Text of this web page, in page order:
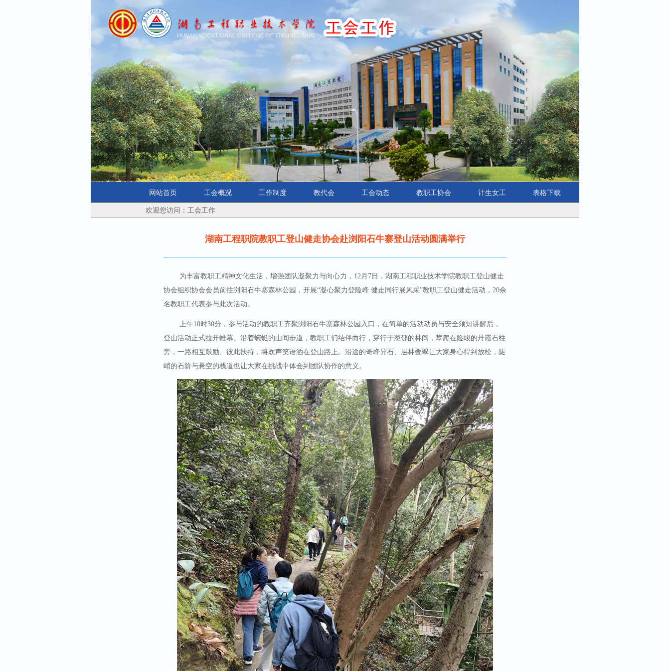
网站首页 工会概况 工作制度 教代会 工会动态 教职工协会 计生女工 表格下载
欢迎您访问：工会工作
湖南工程职院教职工登山健走协会赴浏阳石牛寨登山活动圆满举行
为丰富教职工精神文化生活，增强团队凝聚力与向心力，12月7日，湖南工程职业技术学院教职工登山健走
协会组织协会会员前往浏阳石牛寨森林公园，开展“凝心聚力登险峰 健走同行展风采”教职工登山健走活动，20余
名教职工代表参与此次活动。
上午10时30分，参与活动的教职工齐聚浏阳石牛寨森林公园入口，在简单的活动动员与安全须知讲解后，
登山活动正式拉开帷幕。沿着蜿蜒的山间步道，教职工们结伴而行，穿行于葱郁的林间，攀爬在险峻的丹霞石柱
旁，一路相互鼓励、彼此扶持，将欢声笑语洒在登山路上。沿途的奇峰异石、层林叠翠让大家身心得到放松，陡
峭的石阶与悬空的栈道也让大家在挑战中体会到团队协作的意义。